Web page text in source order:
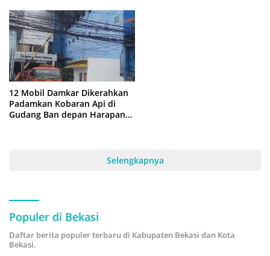
12 Mobil Damkar Dikerahkan
Padamkan Kobaran Api di
Gudang Ban depan Harapan
Selengkapnya
Populer di Bekasi
Daftar berita populer terbaru di Kabupaten Bekasi dan Kota
Bekasi.